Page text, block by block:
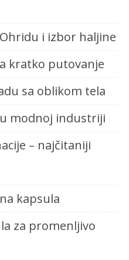
i izbor haljine
kratko putovanje
sa oblikom tela
modnoj industriji
– najčitaniji
kapsula
za promenljivo